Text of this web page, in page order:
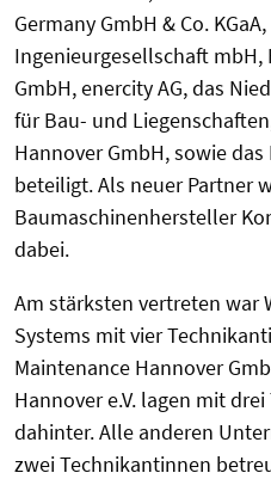
Germany GmbH & Co.
Ingenieurgesellschaft
GmbH, enercity AG, das
für Bau- und
Hannover GmbH, sowie
beteiligt. Als neuer Partner
Baumaschinenhersteller
dabei.
Am stärksten vertreten war
Systems mit vier
Maintenance Hannover
Hannover e.V. lagen mit
dahinter. Alle anderen
zwei Technikantinnen